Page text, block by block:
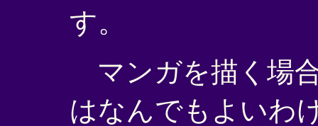
す。
マンガを描く場
はなんでもよいわ